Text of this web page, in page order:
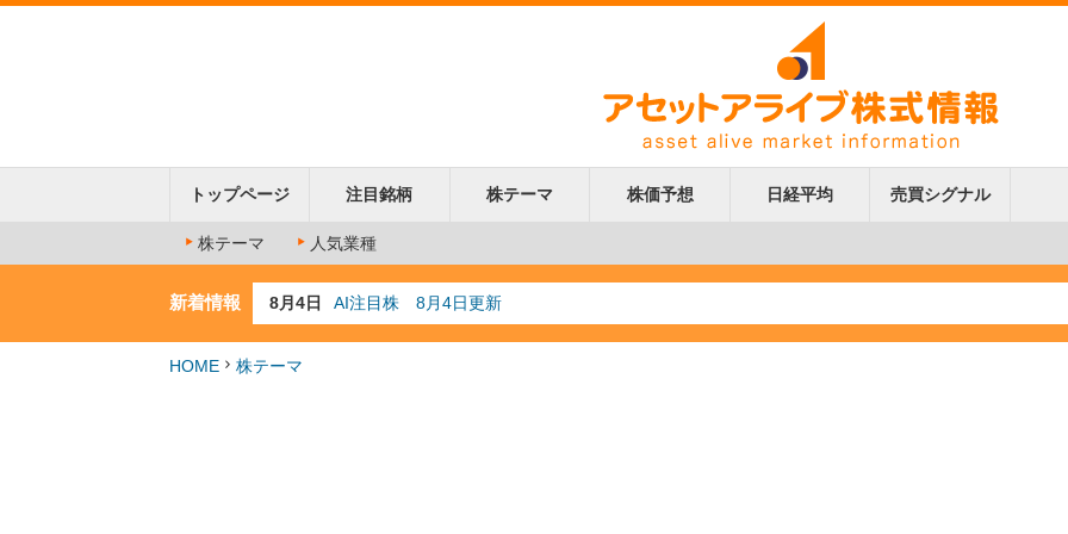
トップページ 注目銘柄 株テーマ 株価予想 日経平均 売買シグナル
株テーマ 人気業種
新着情報 8月4日
AI注目株 8月4日更新
8月3日
人気業種注目株 8月3日更新
7月29日
HOME 株テーマ